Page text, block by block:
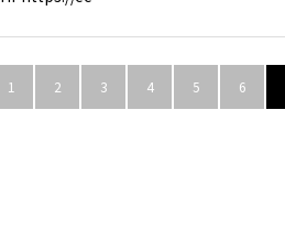
1 2 3 4 5 6